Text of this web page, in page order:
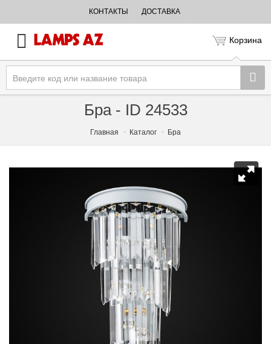
КОНТАКТЫ ДОСТАВКА
Корзина
Бра - ID 24533
Главная Каталог Бра